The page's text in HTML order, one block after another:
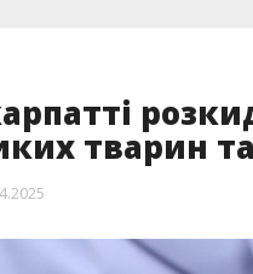
тварин